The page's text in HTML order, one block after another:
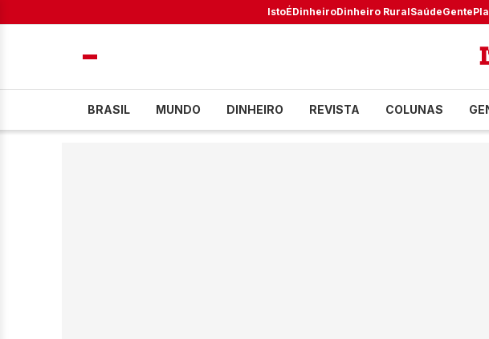
IstoÉDinheiroDinheiro RuralSaúdeGente
BRASIL MUNDO DINHEIRO REVISTA COLUNAS